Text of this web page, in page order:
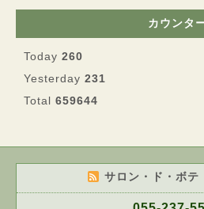
カウンタ
Today 260
Yesterday 231
Total 659644
サロン・ド・ボ